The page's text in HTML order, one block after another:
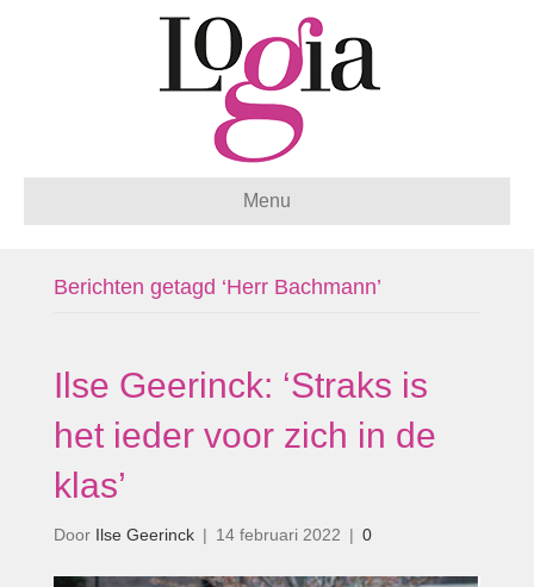
Menu
Berichten getagd ‘Herr Bachmann’
Ilse Geerinck: ‘Straks is
het ieder voor zich in de
klas’
Door Ilse Geerinck | 14 februari 2022 | 0